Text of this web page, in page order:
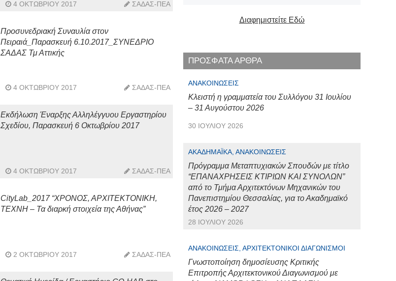
4 ΟΚΤΩΒΡΊΟΥ 2017 ΣΑΔΑΣ-ΠΕΑ
Προσυνεδριακή Συναυλία στον
Πειραιά_Παρασκευή 6.10.2017_ΣΥΝΕΔΡΙΟ
ΣΑΔΑΣ Τμ Αττικής
4 ΟΚΤΩΒΡΊΟΥ 2017 ΣΑΔΑΣ-ΠΕΑ
Εκδήλωση Έναρξης Αλληλέγγυου Εργαστηρίου
Σχεδίου, Παρασκευή 6 Οκτωβρίου 2017
4 ΟΚΤΩΒΡΊΟΥ 2017 ΣΑΔΑΣ-ΠΕΑ
CityLab_2017 “ΧΡΟΝΟΣ, ΑΡΧΙΤΕΚΤΟΝΙΚΗ,
ΤΕΧΝΗ – Τα διαρκή στοιχεία της Αθήνας”
2 ΟΚΤΩΒΡΊΟΥ 2017 ΣΑΔΑΣ-ΠΕΑ
Διαφημιστείτε Εδώ
ΠΡΟΣΦΑΤΑ ΑΡΘΡΑ
ΑΝΑΚΟΙΝΏΣΕΙΣ
Κλειστή η γραμματεία του Συλλόγου 31 Ιουλίου
– 31 Αυγούστου 2026
30 ΙΟΥΛΊΟΥ 2026
ΑΚΑΔΗΜΑΪΚΆ, ΑΝΑΚΟΙΝΏΣΕΙΣ
Πρόγραμμα Μεταπτυχιακών Σπουδών με τίτλο
“ΕΠΑΝΑΧΡΗΣΕΙΣ ΚΤΙΡΙΩΝ ΚΑΙ ΣΥΝΟΛΩΝ”
από το Τμήμα Αρχιτεκτόνων Μηχανικών του
Πανεπιστημίου Θεσσαλίας, για το Ακαδημαϊκό
έτος 2026 – 2027
28 ΙΟΥΛΊΟΥ 2026
ΑΝΑΚΟΙΝΏΣΕΙΣ, ΑΡΧΙΤΕΚΤΟΝΙΚΟΊ ΔΙΑΓΩΝΙΣΜΟΊ
Γνωστοποίηση δημοσίευσης Κριτικής
Επιτροπής Αρχιτεκτονικού Διαγωνισμού με